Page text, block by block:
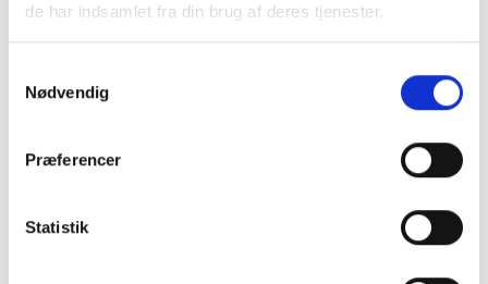
de har indsamlet fra din brug af deres tjenester.
Nødvendig
Præferencer
Statistik